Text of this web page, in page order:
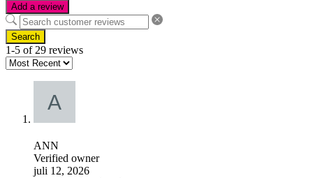
Add a review
Search
1-5 of 29 reviews
ANN
Verified owner
juli 12, 2026